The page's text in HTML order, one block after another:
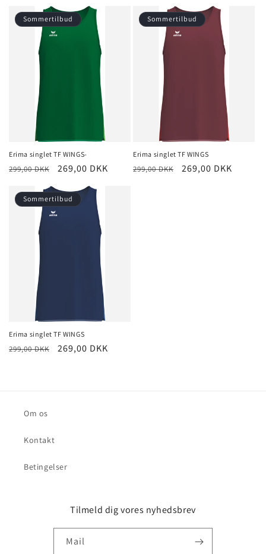
Sommertilbud
Erima singlet TF WINGS-
Normalpris
299,00 DKK Udsalgspris
269,00 DKK
Sommertilbud
Erima singlet TF WINGS
Normalpris
299,00 DKK Udsalgspris
269,00 DKK
Sommertilbud
Erima singlet TF WINGS
Normalpris
299,00 DKK Udsalgspris
269,00 DKK
Om os
Kontakt
Betingelser
Tilmeld dig vores nyhedsbrev
Mail